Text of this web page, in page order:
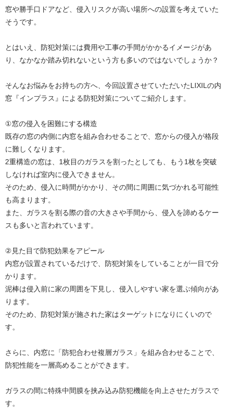
窓や勝手口ドアなど、侵入リスクが高い場所への設置を考えていた
そうです。
とはいえ、防犯対策には費用や工事の手間がかかるイメージがあ
り、なかなか踏み切れないという方も多いのではないでしょうか？
そんなお悩みをお持ちの方へ、今回設置させていただいたLIXILの内
窓『インプラス』による防犯対策についてご紹介します。
①窓の侵入を困難にする構造
既存の窓の内側に内窓を組み合わせることで、窓からの侵入が格段
に難しくなります。
2重構造の窓は、1枚目のガラスを割ったとしても、もう1枚を突破
しなければ室内に侵入できません。
そのため、侵入に時間がかかり、その間に周囲に気づかれる可能性
も高まります。
また、ガラスを割る際の音の大きさや手間から、侵入を諦めるケー
スも多いと言われています。
②見た目で防犯効果をアピール
内窓が設置されているだけで、防犯対策をしていることが一目で分
かります。
泥棒は侵入前に家の周囲を下見し、侵入しやすい家を選ぶ傾向があ
ります。
そのため、防犯対策が施された家はターゲットになりにくいので
す。
さらに、内窓に「防犯合わせ複層ガラス」を組み合わせることで、
防犯性能を一層高めることができます。
ガラスの間に特殊中間膜を挟み込み防犯機能を向上させたガラスで
す。